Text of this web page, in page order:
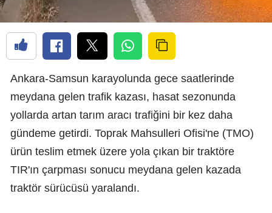
Ankara-Samsun karayolunda gece saatlerinde
meydana gelen trafik kazası, hasat sezonunda
yollarda artan tarım aracı trafiğini bir kez daha
gündeme getirdi. Toprak Mahsulleri Ofisi'ne (TMO)
ürün teslim etmek üzere yola çıkan bir traktöre
TIR'ın çarpması sonucu meydana gelen kazada
traktör sürücüsü yaralandı.